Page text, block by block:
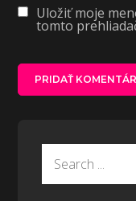
Uložiť moje
tomto